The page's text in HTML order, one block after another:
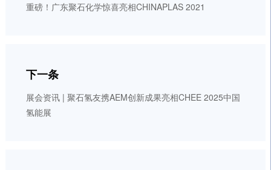
重磅！广东聚石化学惊喜亮相CHINAPLAS 2021
下一条
展会资讯 | 聚石氢友携AEM创新成果亮相CHEE 2025中国
氢能展